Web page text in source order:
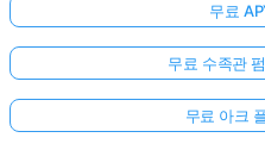
무료
무료 수족관
무료 아크